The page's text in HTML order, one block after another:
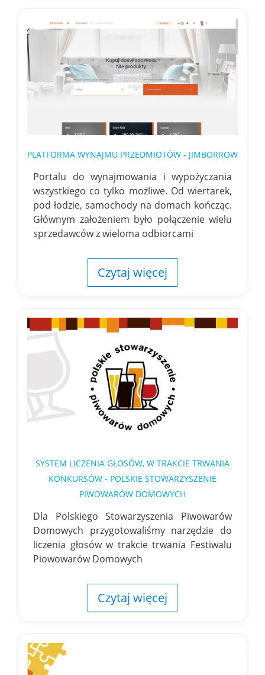
PLATFORMA WYNAJMU PRZEDMIOTÓW - JIMBORROW
Portalu do wynajmowania i wypożyczania
wszystkiego co tylko możliwe. Od wiertarek,
pod łodzie, samochody na domach kończąc.
Głównym założeniem było połączenie wielu
sprzedawców z wieloma odbiorcami
Czytaj więcej
SYSTEM LICZENIA GŁOSÓW, W TRAKCIE TRWANIA
KONKURSÓW - POLSKIE STOWARZYSZENIE
PIWOWARÓW DOMOWYCH
Dla Polskiego Stowarzyszenia Piwowarów
Domowych przygotowaliśmy narzędzie do
liczenia głosów w trakcie trwania Festiwalu
Piowowarów Domowych
Czytaj więcej